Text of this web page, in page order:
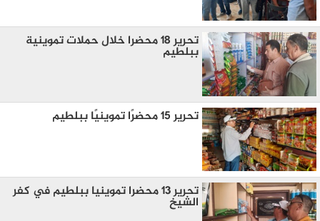
تحرير 18 محضرا خلال حملات تموينية
ببلطيم
تحرير 15 محضرًا تموينيًا ببلطيم
تحرير 13 محضرا تموينيا ببلطيم في كفر
الشيخ